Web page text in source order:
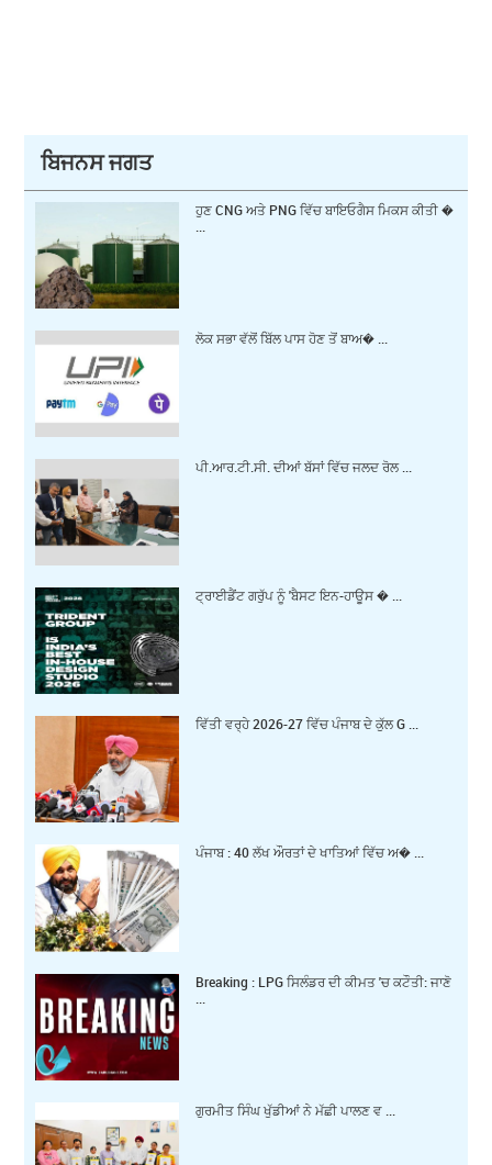
ਬਿਜਨਸ ਜਗਤ
ਹੁਣ CNG ਅਤੇ PNG ਵਿੱਚ ਬਾਇਓਗੈਸ ਮਿਕਸ ਕੀਤੀ �
ਲੋਕ ਸਭਾ ਵੱਲੋਂ ਬਿੱਲ ਪਾਸ ਹੋਣ ਤੋਂ ਬਾਅ� ...
ਪੀ.ਆਰ.ਟੀ.ਸੀ. ਦੀਆਂ ਬੱਸਾਂ ਵਿੱਚ ਜਲਦ ਰੋਲ ...
ਟ੍ਰਾਈਡੈਂਟ ਗਰੁੱਪ ਨੂੰ 'ਬੈਸਟ ਇਨ-ਹਾਊਸ � ...
ਵਿੱਤੀ ਵਰ੍ਹੇ 2026-27 ਵਿੱਚ ਪੰਜਾਬ ਦੇ ਕੁੱਲ G ...
ਪੰਜਾਬ : 40 ਲੱਖ ਔਰਤਾਂ ਦੇ ਖਾਤਿਆਂ ਵਿੱਚ ਅ� ...
Breaking : LPG ਸਿਲੰਡਰ ਦੀ ਕੀਮਤ 'ਚ ਕਟੌਤੀ: ਜਾਣੋ
ਗੁਰਮੀਤ ਸਿੰਘ ਖੁੱਡੀਆਂ ਨੇ ਮੱਛੀ ਪਾਲਣ ਵ ...